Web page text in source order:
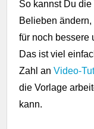
So kannst Du
Belieben
für noch bessere
Das ist viel
Zahl anVideo-
die Vorlage
kann.